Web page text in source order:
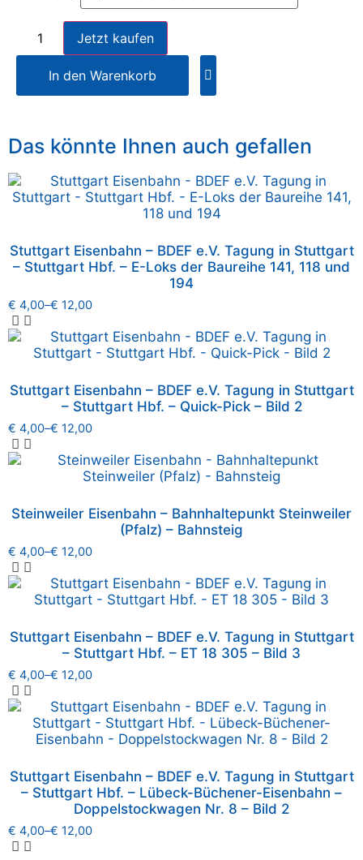
Jetzt kaufen
In den Warenkorb
Das könnte Ihnen auch gefallen
Stuttgart Eisenbahn – BDEF e.V. Tagung in Stuttgart
– Stuttgart Hbf. – E-Loks der Baureihe 141, 118 und
194
€ 4,00–€ 12,00
Stuttgart Eisenbahn – BDEF e.V. Tagung in Stuttgart
– Stuttgart Hbf. – Quick-Pick – Bild 2
€ 4,00–€ 12,00
Steinweiler Eisenbahn – Bahnhaltepunkt Steinweiler
(Pfalz) – Bahnsteig
€ 4,00–€ 12,00
Stuttgart Eisenbahn – BDEF e.V. Tagung in Stuttgart
– Stuttgart Hbf. – ET 18 305 – Bild 3
€ 4,00–€ 12,00
Stuttgart Eisenbahn – BDEF e.V. Tagung in Stuttgart
– Stuttgart Hbf. – Lübeck-Büchener-Eisenbahn –
Doppelstockwagen Nr. 8 – Bild 2
€ 4,00–€ 12,00